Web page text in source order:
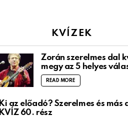
KVÍZEK
Zorán szerelmes dal
megy az 5 helyes
READ MORE
Ki az előadó? Szerelmes és más
KVÍZ 60. rész